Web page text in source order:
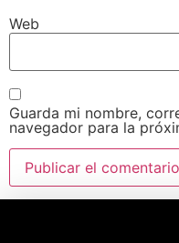
Web
Guarda mi nombre,
navegador para la